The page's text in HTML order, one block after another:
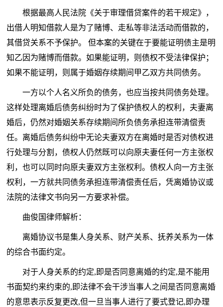
根据最高人民法院《关于审理借贷案件的若干规定》，
出借人明知借款人是为了赌博、走私等非法活动而借款的，
其借贷关系不予保护。 但本案的关键在于要能证明债主是明
知乙因为赌博而借款。如果能证明，则债权不受法律保护；
如果不能证明，则属于婚姻存续期间甲乙双方共同债务。
一方以个人名义所负的债务，也应当按共同债务处理。
这样处理离婚后债务纠纷时为了保护债权人的权利，夫妻离
婚后，仍然对婚姻关系存续期间所负债务承担连带清偿责
任。离婚后债务纠纷中无论夫妻双方在离婚时是否对债权进
行处理与分割，债权人仍然既可以向原夫妻任何一方主张权
利，也可以同时向原夫妻双方主张权利。债权人向一方主张
权利，一方就共同债务承担连带清偿责任后，凭离婚协议或
法院的法律文书向另一方要求补偿。
曲俊国律师解析：
离婚协议书是集人身关系、财产关系、抚养关系为一体
的综合书面约定。
对于人身关系的约定,即是否同意离婚的约定,是不能用
书面契约来约束的,即法律不会干涉当事人之间是否同意离婚
的意思表示反复更改,但一旦当事人进行了要式登记,即办理